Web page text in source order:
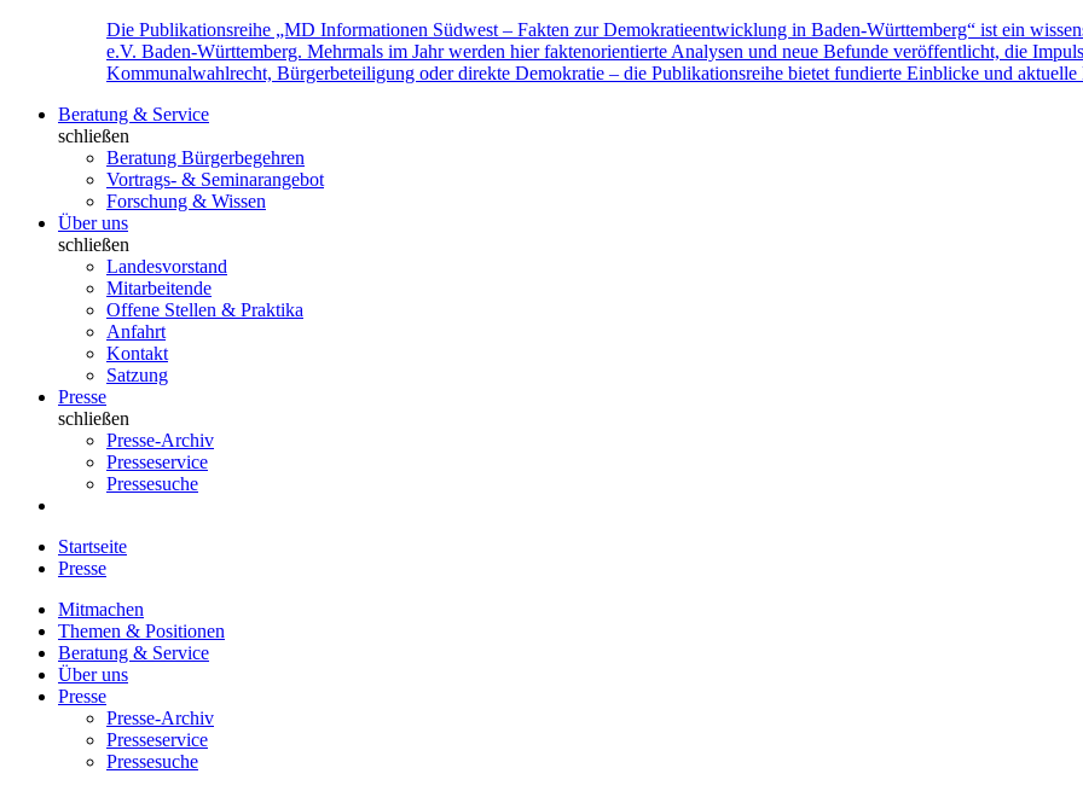
Die Publikationsreihe „MD Informationen Südwest – Fakten zur Demokratieentwicklung in Baden-Württemberg“ ist ein
e.V. Baden-Württemberg. Mehrmals im Jahr werden hier faktenorientierte Analysen und neue Befunde veröffentlicht, die
Kommunalwahlrecht, Bürgerbeteiligung oder direkte Demokratie – die Publikationsreihe bietet fundierte Einblicke und aktuelle
Beratung & Service
schließen
Beratung Bürgerbegehren
Vortrags- & Seminarangebot
Forschung & Wissen
Über uns
schließen
Landesvorstand
Mitarbeitende
Offene Stellen & Praktika
Anfahrt
Kontakt
Satzung
Presse
schließen
Presse-Archiv
Presseservice
Pressesuche
Startseite
Presse
Mitmachen
Themen & Positionen
Beratung & Service
Über uns
Presse
Presse-Archiv
Presseservice
Pressesuche